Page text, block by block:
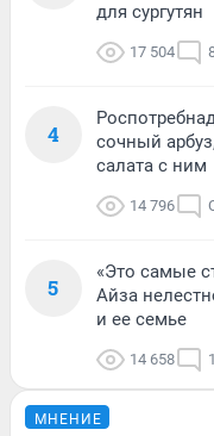
для сургутян
17 504
4
сочный
салата с ним
14 796
5
«Это самые
Айза
и ее семье
14 658 1
МНЕНИЕ